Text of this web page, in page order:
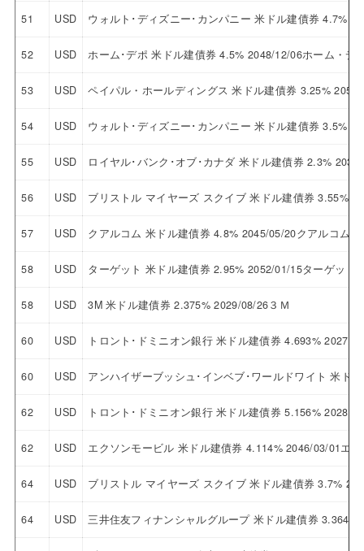
51 USD ウォルト･ディズニー･カンパニー 米ドル建債券 4.7%
52 USD ホーム･デポ 米ドル建債券 4.5% 2048/12/06ホーム・デ
53 USD ペイパル・ホールディングス 米ドル建債券 3.25%
54 USD ウォルト･ディズニー･カンパニー 米ドル建債券 3.5%
55 USD ロイヤル･バンク･オブ･カナダ 米ドル建債券 2.3%
56 USD ブリストル マイヤーズ スクイブ 米ドル建債券
57 USD クアルコム 米ドル建債券 4.8% 2045/05/20クアルコム
58 USD ターゲット 米ドル建債券 2.95% 2052/01/15ターゲット
58 USD 3M 米ドル建債券 2.375% 2029/08/26３Ｍ
60 USD トロント･ドミニオン銀行 米ドル建債券 4.693% 2027/
60 USD アンハイザーブッシュ･インベブ･ワールドワイト 米ド
62 USD トロント･ドミニオン銀行 米ドル建債券 5.156% 2028/
62 USD エクソンモービル 米ドル建債券 4.114% 2046/03/01エ
64 USD ブリストル マイヤーズ スクイブ 米ドル建債券 3.7%
64 USD 三井住友フィナンシャルグループ 米ドル建債券